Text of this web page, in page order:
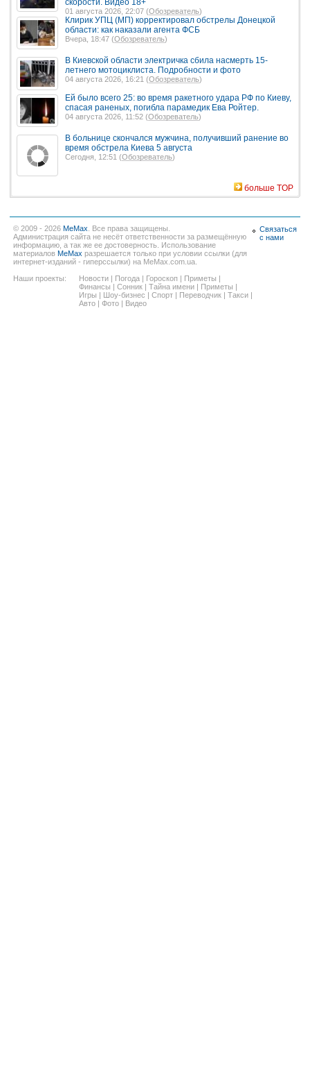
01 августа 2026, 22:07 (Обозреватель)
Клирик УПЦ (МП) корректировал обстрелы Донецкой
области: как наказали агента ФСБ
Вчера, 18:47 (Обозреватель)
В Киевской области электричка сбила насмерть 15-
летнего мотоциклиста. Подробности и фото
04 августа 2026, 16:21 (Обозреватель)
Ей было всего 25: во время ракетного удара РФ по Киеву,
спасая раненых, погибла парамедик Ева Ройтер.
04 августа 2026, 11:52 (Обозреватель)
В больнице скончался мужчина, получивший ранение во
время обстрела Киева 5 августа
Сегодня, 12:51 (Обозреватель)
больше TOP
© 2009 - 2026 MeMax . Все права защищены.
Администрация сайта не несёт ответственности за размещённую
информацию, а так же ее достоверность. Использование
материалов MeMax разрешается только при условии ссылки (для
интернет-изданий - гиперссылки) на MeMax.com.ua.
Наши проекты:
Новости | Погода | Гороскоп | Приметы |
Финансы | Сонник | Тайна имени | Приметы |
Игры | Шоу-бизнес | Спорт | Переводчик | Такси |
Авто | Фото | Видео
Связаться
с нами